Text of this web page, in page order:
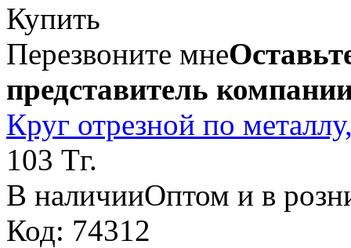
Купить
Перезвоните мне
представитель
Круг отрезной по
103 Тг.
В наличииОптом и в
Код: 74312